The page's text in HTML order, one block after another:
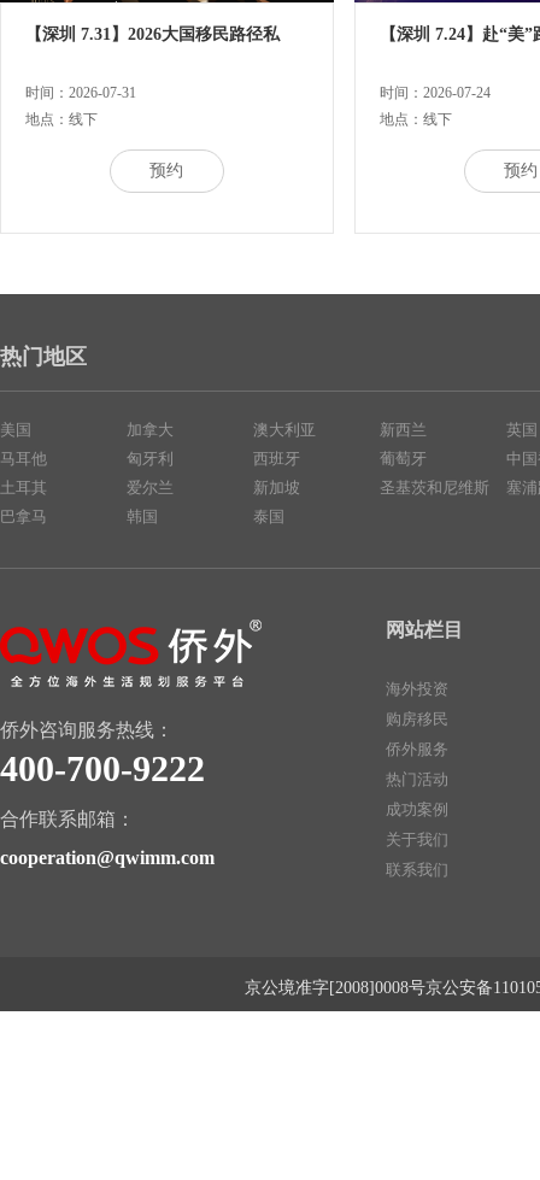
【深圳 7.31】2026大国移民路径私
时间：2026-07-31
地点：线下
预约
【深圳 7.24】赴“美
时间：2026-07-24
地点：线下
预约
热门地区
美国
马耳他
土耳其
巴拿马
加拿大
匈牙利
爱尔兰
韩国
澳大利亚
西班牙
新加坡
泰国
新西兰
葡萄牙
圣基茨和尼维斯
英国
中
塞
侨外咨询服务热线：
400-700-9222
合作联系邮箱：
cooperation@qwimm.com
网站栏目
海外投资
购房移民
侨外服务
热门活动
成功案例
关于我们
联系我们
京公境准字[2008]0008号京公安备